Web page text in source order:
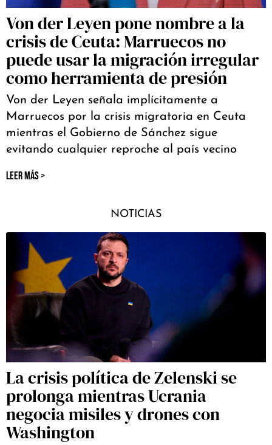
Von der Leyen pone nombre a la
crisis de Ceuta: Marruecos no
puede usar la migración irregular
como herramienta de presión
Von der Leyen señala implícitamente a
Marruecos por la crisis migratoria en Ceuta
mientras el Gobierno de Sánchez sigue
evitando cualquier reproche al país vecino
LEER MÁS >
NOTICIAS
La crisis política de Zelenski se
prolonga mientras Ucrania
negocia misiles y drones con
Washington